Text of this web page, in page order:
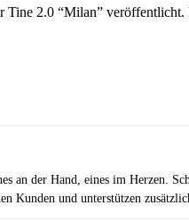
Tine 2.0 “Milan”
an der Hand, eines im Herzen.
Kunden und unterstützen